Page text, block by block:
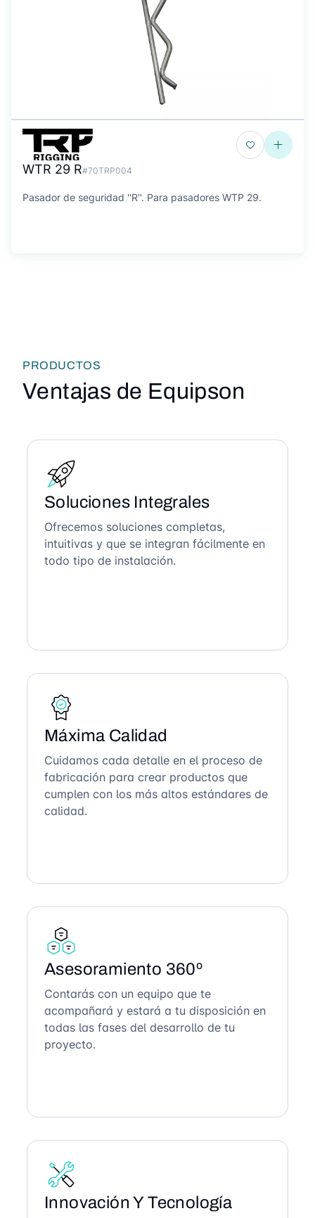
WTR 29 R#70TRP004
Pasador de seguridad ''R''. Para pasadores WTP 29.
PRODUCTOS
Ventajas de Equipson
Soluciones Integrales
Ofrecemos soluciones completas,
intuitivas y que se integran fácilmente en
todo tipo de instalación.
Máxima Calidad
Cuidamos cada detalle en el proceso de
fabricación para crear productos que
cumplen con los más altos estándares de
calidad.
Asesoramiento 360º
Contarás con un equipo que te
acompañará y estará a tu disposición en
todas las fases del desarrollo de tu
proyecto.
Innovación Y Tecnología